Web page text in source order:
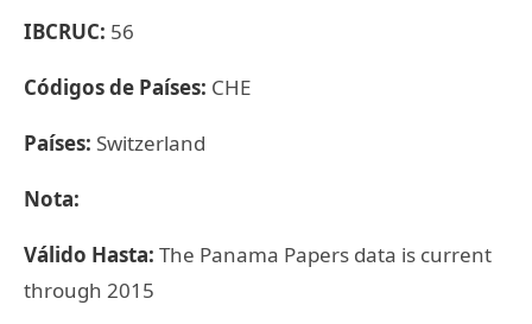
IBCRUC: 56
Códigos de Países: CHE
Países: Switzerland
Nota:
Válido Hasta: The Panama Papers data is current
through 2015